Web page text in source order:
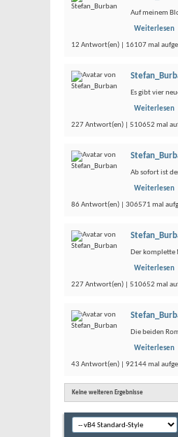
Auf meinem
Weiterlesen
12 Antwort(en) | 16107 mal
Es gibt vier
Weiterlesen
227 Antwort(en) | 510652 mal
Ab sofort ist
Weiterlesen
86 Antwort(en) | 306571 mal
Der komplette
Weiterlesen
227 Antwort(en) | 510652 mal
Die beiden
Weiterlesen
43 Antwort(en) | 92144 mal
Keine weiteren Ergebnisse